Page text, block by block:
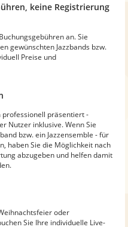
keine Registrierung
an. Sie
gewünschten Jazzbands bzw.
Preise und
präsentiert -
Nutzer inklusive. Wenn Sie
bzw. ein Jazzensemble - für
haben Sie die Möglichkeit nach
abzugeben und helfen damit
oder
Sie Ihre individuelle Live-